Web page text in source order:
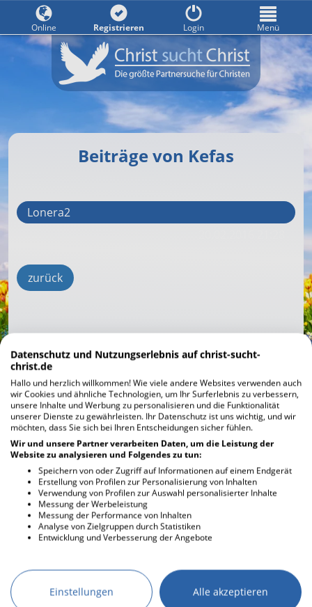
Beiträge von Kefas
Lonera2
zurück
Online Registrieren Login Menü
DESKTOPMODUS AKTIVIEREN
KONTAKT
Datenschutz und Nutzungserlebnis auf christ-sucht-
christ.de
Hallo und herzlich willkommen! Wie viele andere Websites verwenden auch
wir Cookies und ähnliche Technologien, um Ihr Surferlebnis zu verbessern,
unsere Inhalte und Werbung zu personalisieren und die Funktionalität
unserer Dienste zu gewährleisten. Ihr Datenschutz ist uns wichtig, und wir
möchten, dass Sie sich bei Ihren Entscheidungen sicher fühlen.
Wir und unsere Partner verarbeiten Daten, um die Leistung der
Website zu analysieren und Folgendes zu tun:
Speichern von oder Zugriff auf Informationen auf einem Endgerät
Erstellung von Profilen zur Personalisierung von Inhalten
Verwendung von Profilen zur Auswahl personalisierter Inhalte
Messung der Werbeleistung
Messung der Performance von Inhalten
Analyse von Zielgruppen durch Statistiken
Entwicklung und Verbesserung der Angebote
Einstellungen Alle akzeptieren